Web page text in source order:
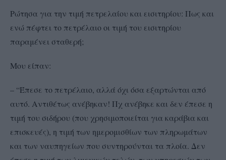
Ρώτησα για την τιμή πετρελαίου και εισιτηρίου: Πως και
ενώ πέφτει το πετρέλαιο οι τιμή του εισιτηρίου
παραμένει σταθερή;
Μου είπαν:
– “Έπεσε το πετρέλαιο, αλλά όχι όσα εξαρτώνται από
αυτό. Αντιθέτως ανέβηκαν! Πχ ανέβηκε και δεν έπεσε η
τιμή του σιδήρου (που χρησιμοποιείται για καράβια και
επισκευές), η τιμή των ημερομισθίων των πληρωμάτων
και των ναυπηγείων που συντηρούνται τα πλοία. Δεν